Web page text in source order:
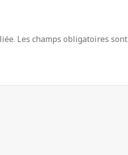
Les champs obligatoires sont